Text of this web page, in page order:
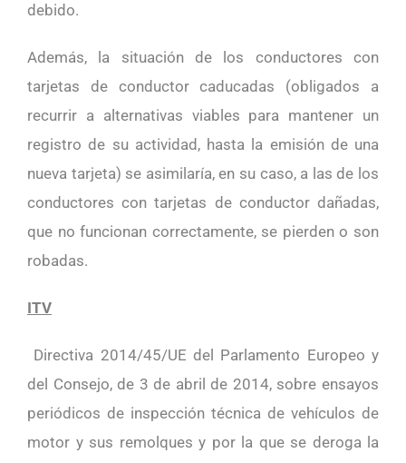
debido.
Además, la situación de los conductores con
tarjetas de conductor caducadas (obligados a
recurrir a alternativas viables para mantener un
registro de su actividad, hasta la emisión de una
nueva tarjeta) se asimilaría, en su caso, a las de los
conductores con tarjetas de conductor dañadas,
que no funcionan correctamente, se pierden o son
robadas.
ITV
Directiva 2014/45/UE del Parlamento Europeo y
del Consejo, de 3 de abril de 2014, sobre ensayos
periódicos de inspección técnica de vehículos de
motor y sus remolques y por la que se deroga la